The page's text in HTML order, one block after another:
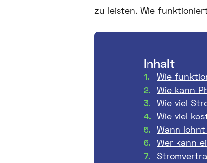
zu leisten. Wie
Inhalt
Wie
Wie kann
Wie viel
Wie viel
Wann
Wer kann